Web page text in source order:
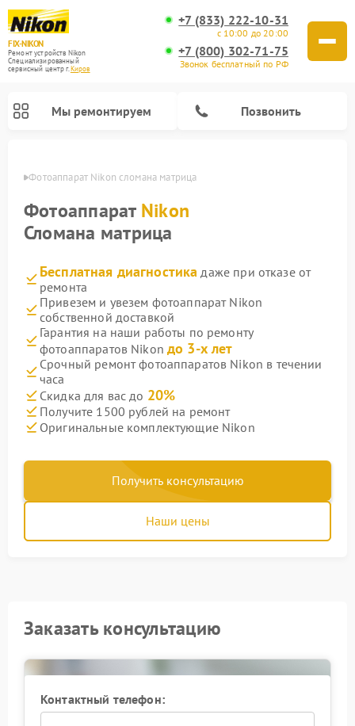
FIX-NIKON
Ремонт устройств Nikon
Специализированный
cервисный центр г.Киров
+7 (833) 222-10-31
с 10:00 до 20:00
+7 (800) 302-71-75
Звонок бесплатный по РФ
Мы ремонтируем Позвонить
Фотоаппарат Nikon сломана матрица
Фотоаппарат Nikon
Сломана матрица
Бесплатная диагностика даже при отказе от
ремонта
Привезем и увезем фотоаппарат Nikon
собственной доставкой
Гарантия на наши работы по ремонту
фотоаппаратов Nikonдо 3-х лет
Срочный ремонт фотоаппаратов Nikon в течении
часа
Скидка для вас до 20%
Получите 1500 рублей на ремонт
Оригинальные комплектующие Nikon
Получить консультацию
Наши цены
Заказать консультацию
Контактный телефон: